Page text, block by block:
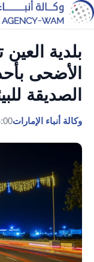
بلدية العين
الأضحى
الصديقة
وكالة أنباء الإمارات